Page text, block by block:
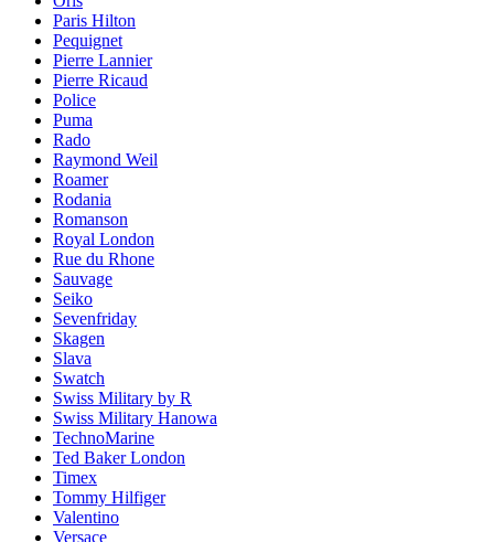
Paris Hilton
Pequignet
Pierre Lannier
Pierre Ricaud
Police
Puma
Rado
Raymond Weil
Roamer
Rodania
Romanson
Royal London
Rue du Rhone
Sauvage
Seiko
Sevenfriday
Skagen
Slava
Swatch
Swiss Military by R
Swiss Military Hanowa
TechnoMarine
Ted Baker London
Timex
Tommy Hilfiger
Valentino
Versace